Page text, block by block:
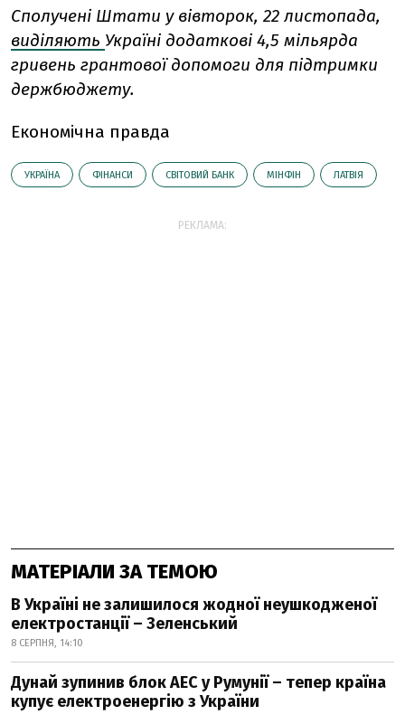
Сполучені Штати у вівторок, 22 листопада,
виділяють Україні додаткові 4,5 мільярда
гривень грантової допомоги для підтримки
держбюджету.
Економічна правда
УКРАЇНА ФІНАНСИ СВІТОВИЙ БАНК МІНФІН ЛАТВІЯ
РЕКЛАМА:
МАТЕРІАЛИ ЗА ТЕМОЮ
В Україні не залишилося жодної неушкодженої
електростанції – Зеленський
8 СЕРПНЯ, 14:10
Дунай зупинив блок АЕС у Румунії – тепер країна
купує електроенергію з України